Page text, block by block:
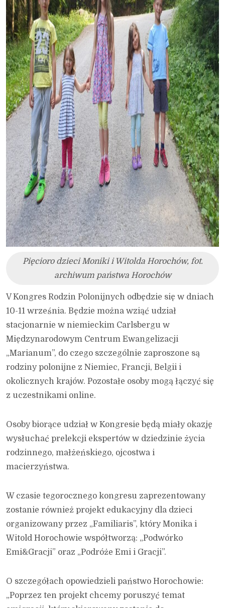
Pięcioro dzieci Moniki i Witolda Horochów, fot.
archiwum państwa Horochów
V Kongres Rodzin Polonijnych odbędzie się w dniach
10-11 września. Będzie można wziąć udział
stacjonarnie w niemieckim Carlsbergu w
Międzynarodowym Centrum Ewangelizacji
„Marianum”, do czego szczególnie zaproszone są
rodziny polonijne z Niemiec, Francji, Belgii i
okolicznych krajów. Pozostałe osoby mogą łączyć się
z uczestnikami online.
Osoby biorące udział w Kongresie będą miały okazję
wysłuchać prelekcji ekspertów w dziedzinie życia
rodzinnego, małżeńskiego, ojcostwa i
macierzyństwa.
W czasie tegorocznego kongresu zaprezentowany
zostanie również projekt edukacyjny dla dzieci
organizowany przez „Familiaris”, który Monika i
Witold Horochowie współtworzą: „Podwórko
Emi&Gracji” oraz „Podróże Emi i Gracji”.
O szczegółach opowiedzieli państwo Horochowie:
„Poprzez ten projekt chcemy poruszyć temat